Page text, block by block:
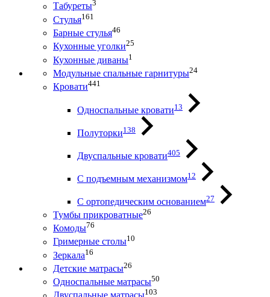
Табуреты3
Стулья161
Барные стулья46
Кухонные уголки25
Кухонные диваны1
Модульные спальные гарнитуры24
Кровати441
Односпальные кровати13
Полуторки138
Двуспальные кровати405
С подъемным механизмом12
С ортопедическим основанием27
Тумбы прикроватные26
Комоды76
Гримерные столы10
Зеркала16
Детские матрасы26
Односпальные матрасы50
103